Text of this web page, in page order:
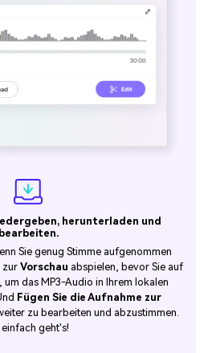
herunterladen und
bearbeiten.
Sie genug Stimme aufgenommen
zur Vorschau abspielen, bevor Sie auf
um das MP3-Audio in Ihrem lokalen
Fügen Sie die Aufnahme zur
zu bearbeiten und abzustimmen.
einfach geht's!